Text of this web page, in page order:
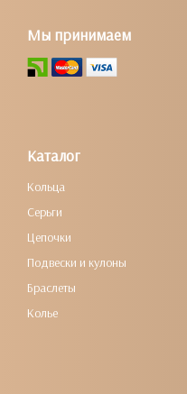
Мы принимаем
Каталог
Кольца
Серьги
Цепочки
Подвески и кулоны
Браслеты
Колье